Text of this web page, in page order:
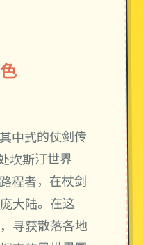
中式的仗剑传
坎斯汀世界
程者，在杖剑
大陆。在这
寻获散落各地